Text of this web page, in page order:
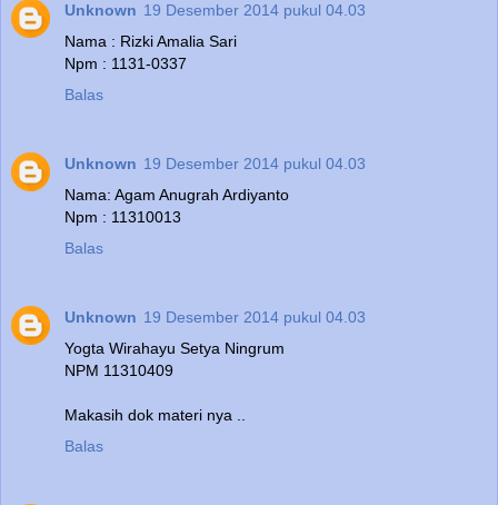
Unknown 19 Desember 2014 pukul 04.03
Nama : Rizki Amalia Sari
Npm : 1131-0337
Balas
Unknown 19 Desember 2014 pukul 04.03
Nama: Agam Anugrah Ardiyanto
Npm : 11310013
Balas
Unknown 19 Desember 2014 pukul 04.03
Yogta Wirahayu Setya Ningrum
NPM 11310409
Makasih dok materi nya ..
Balas